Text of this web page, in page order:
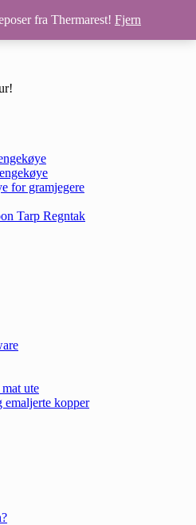
for gramjegere
Tarp Regntak
ute
emaljerte kopper
fra Thermarest! Fjern